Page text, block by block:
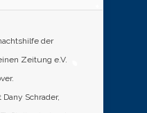
der
Zeitung e.V.
Schrader,